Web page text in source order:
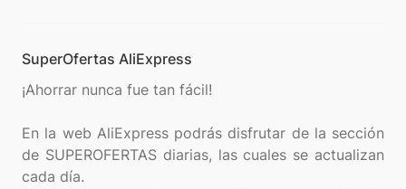
SuperOfertas AliExpress
¡Ahorrar nunca fue tan fácil!
En la web AliExpress podrás disfrutar de la sección
de SUPEROFERTAS diarias, las cuales se actualizan
cada día.